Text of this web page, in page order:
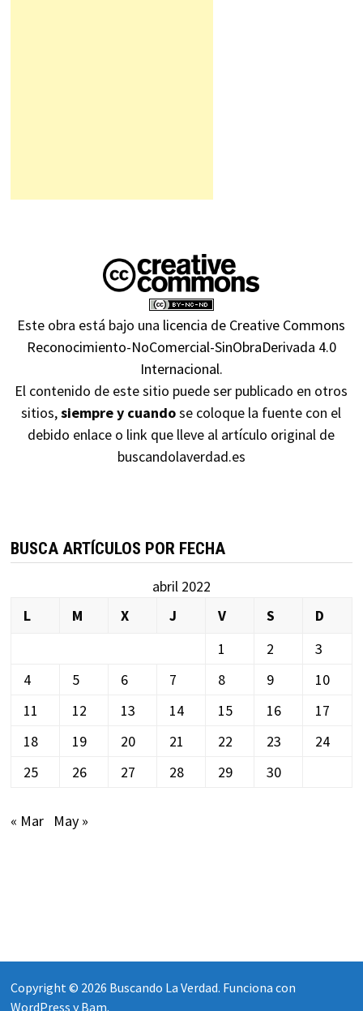
Este obra está bajo una licencia de Creative Commons
Reconocimiento-NoComercial-SinObraDerivada 4.0
Internacional.
El contenido de este sitio puede ser publicado en otros
sitios,siempre y cuandose coloque la fuente con el
debido enlace o link que lleve al artículo original de
buscandolaverdad.es
BUSCA ARTÍCULOS POR FECHA
abril 2022
L
M X J V S
D
1
2
3
4
5 6 7 8 9
10
11
12 13 14 15 16
17
18
19 20 21 22 23
24
25
26 27 28 29 30
« Mar May »
Copyright © 2026 Buscando La Verdad. Funciona con
WordPress yBam.